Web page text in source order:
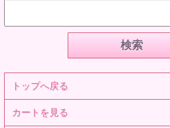
トップへ戻る
カートを見る